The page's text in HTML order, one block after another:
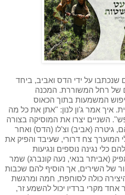
כולל 11 שירים שנכתבו על ידי הדס ואביב, ביחד
של רחל המשוררת. המכנה
המשמעות בתוך הכאוס
איך אמר ג'ון לנון: "אתן את כל מה
השניים יצרו את המוסיקה בצורה
גיטרה (אביב) וצ'לו (הדס) ואחר
המוערך צח דרורי, שעיבד והפיק את
כלי נגינה נוספים ונגיעות
(אביתר בנאי, נעה קונברג) שמר
של השירים, אך הוסיף להם שכבות
כולה לסוחפת, חמה ומרגשת
אחד מקרי ברדיו יכול להשמע זר,